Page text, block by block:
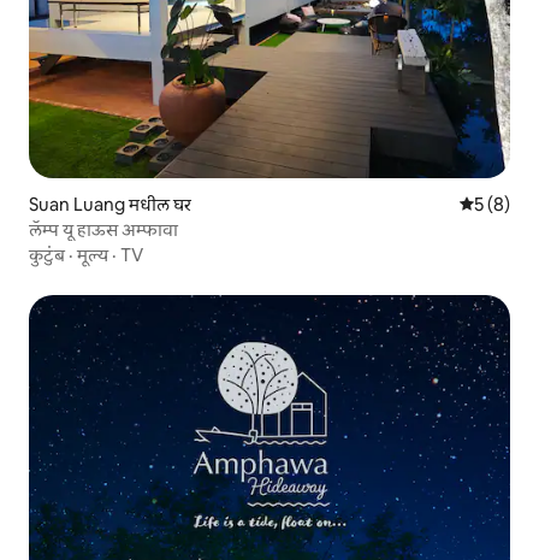
Suan Luang मधील घर 5 पैकी 5
5 (8)
लॅम्प यू हाऊस अम्फावा
कुटुंब·मूल्य· TV